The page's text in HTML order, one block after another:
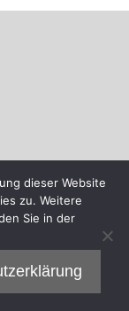
dieser Website
zu. Weitere
Sie in der